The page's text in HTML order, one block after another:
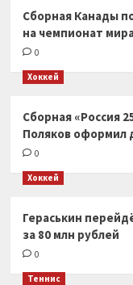
Сборная Канады
на чемпионат
0
Хоккей
Сборная «Россия
Поляков оформил
0
Хоккей
Гераськин
за 80 млн рублей
0
Теннис